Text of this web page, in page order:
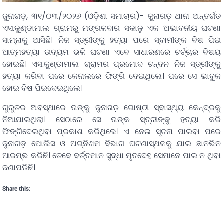
ଜୁନାଗଡ଼, ୩୧/୦୩/୨୦୨୬ (ଓଡ଼ିଶା ସମାଚାର)- ଜୁନାଗଡ଼ ଥାନା ଅନ୍ତର୍ଗତ
ଏସ.କୁଣ୍ଡାମାଲ ଗ୍ରାମରୁ ମଙ୍ଗଳବାର ସକାଳୁ ଏକ ଅଭାବନୀୟ ଘଟଣା
ସାମ୍ନାକୁ ଆସିଛି। ନିଜ ସ୍ତ୍ରୀଙ୍କୁ ହତ୍ୟା ପରେ ସ୍ବାମୀଙ୍କ ବିଷ ପିଇ
ଆତ୍ମହତ୍ୟା ଉଦ୍ୟମ ଭଳି ଘଟଣା ଏବେ ସାଧାରଣରେ ଚର୍ଚ୍ଚାର ବିଷୟ
ହୋଇଛି। ଏସ.କୁଣ୍ଡାମାଲ ଗ୍ରାମର ପ୍ରମୋଦ ଚନ୍ଦନ ନିଜ ସ୍ତ୍ରୀଙ୍କୁ
ହତ୍ୟା କରିବା ପରେ କେନାଲରେ ଫିଙ୍ଗି ଦେଇଥିଲେ। ପରେ ସେ ଭାବୁକ
ହୋଇ ବିଷ ପିଇଦେଇଥିଲେ।
ଗୁରୁତର ଅବସ୍ଥାରେ ତାଙ୍କୁ ଜୁନାଗଡ଼ ଗୋଷ୍ଠୀ ସ୍ବାସ୍ଥ୍ୟ କେନ୍ଦ୍ରକୁ
ନିଆଯାଇଥିଲା। ସେଠାରେ ସେ ତାଙ୍କ ସ୍ତ୍ରୀଙ୍କୁ ହତ୍ୟା କରି
ଫିଙ୍ଗିଦେଇଥିବା ପ୍ରକାଶ କରିଥିଲେ। ଏ ନେଇ ସୂଚନା ପାଇବା ପରେ
ଜୁନାଗଡ଼ ପୋଲିସ ଓ ଅଗ୍ନିଶମ ବିଭାଗ ଘଟଣାସ୍ଥଳକୁ ଯାଇ ଛାନଭିନ
ଆରମ୍ଭ କରିଛି। ତେବେ ବର୍ତ୍ତମାନ ସୁଦ୍ଧା ମୃତଦେହ ସେମାନେ ପାଇ ନ ଥିବା
ଜଣାପଡିଛି।
Share this: